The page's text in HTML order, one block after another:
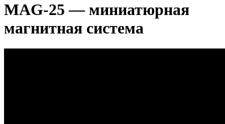
MAG-25 — миниатюрная
магнитная система